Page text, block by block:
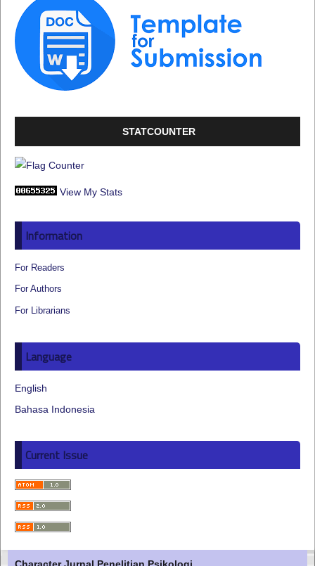
STATCOUNTER
View My Stats
Information
For Readers
For Authors
For Librarians
Language
English
Bahasa Indonesia
Current Issue